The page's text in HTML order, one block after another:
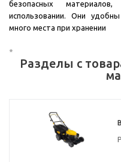
безопасных
использовании. Они
много места при хранении
*
Разделы с